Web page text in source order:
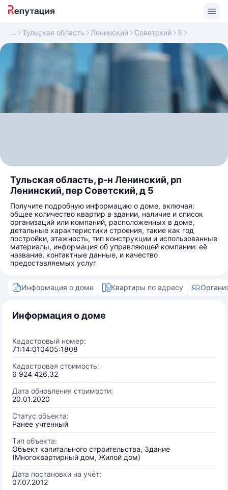
Тульская область Ленинский Советский 5
Тульская область, р-н Ленинский, рп
Ленинский, пер Советский, д 5
Получите подробную информацию о доме, включая:
общее количество квартир в здании, наличие и список
организаций или компаний, расположенных в доме,
детальные характеристики строения, такие как год
постройки, этажность, тип конструкции и использованные
материалы, информация об управляющей компании: её
название, контактные данные, и качество
предоставляемых услуг
Информация о доме Квартиры по адресу
Информация о доме
Кадастровый номер:
71:14:010405:1808
Кадастровая стоимость:
6 924 426,32
Дата обновления стоимости:
20.01.2020
Статус объекта:
Ранее учтенный
Тип объекта:
Объект капитального строительства, Здание
(Многоквартирный дом, Жилой дом)
Дата постановки на учёт:
07.07.2012